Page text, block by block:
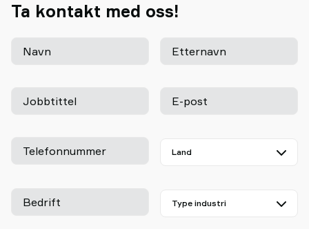
Ta kontakt med oss!
Navn Etternavn
Jobbtittel E-post
Telefonnummer
Bedrift